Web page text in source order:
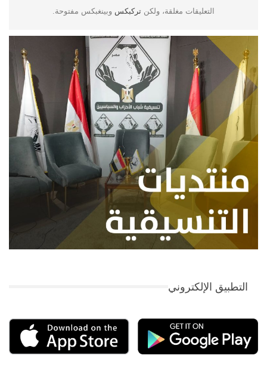
التعليقات مغلقة، ولكن تركبكس وبينغبكس مفتوحة.
التطبيق الإلكتروني